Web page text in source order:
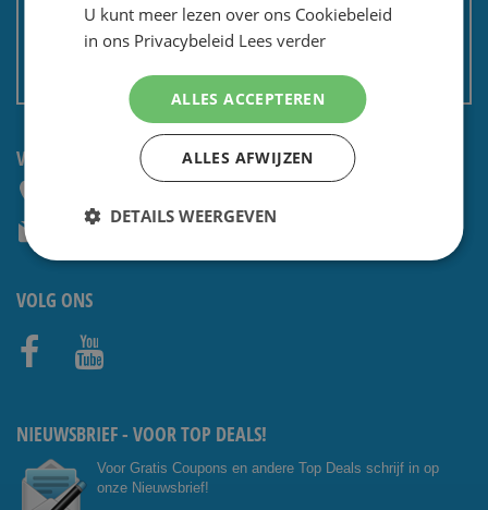
Privacy en security
Algemene voorwaarden
Non EU: Belasting / douane
VRAGEN? NEEM CONTACT OP:
service@shavesavings.com
VOLG ONS
NIEUWSBRIEF - VOOR TOP DEALS!
Voor Gratis Coupons en andere Top Deals schrijf in op
onze Nieuwsbrief!
U kunt meer lezen over ons Cookiebeleid
in ons Privacybeleid Lees verder
ALLES ACCEPTEREN
ALLES AFWIJZEN
DETAILS WEERGEVEN